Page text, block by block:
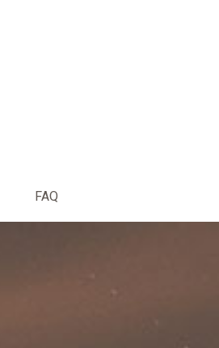
FAQ